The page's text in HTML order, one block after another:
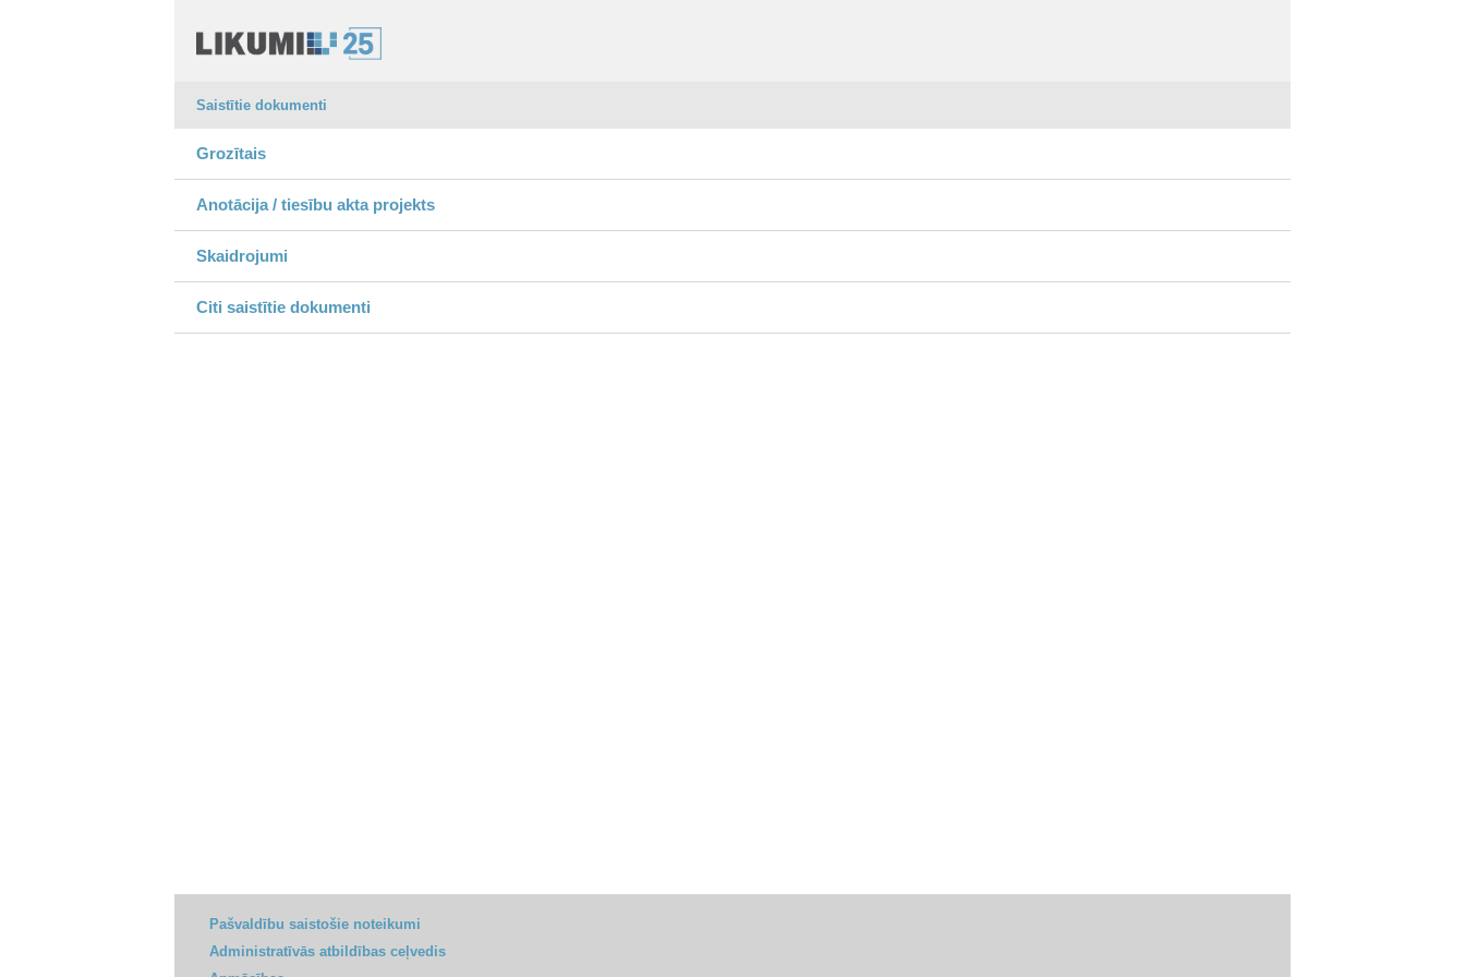
Saistītie dokumenti
Grozītais
Anotācija / tiesību akta projekts
Skaidrojumi
Citi saistītie dokumenti
Pašvaldību saistošie noteikumi
Administratīvās atbildības ceļvedis